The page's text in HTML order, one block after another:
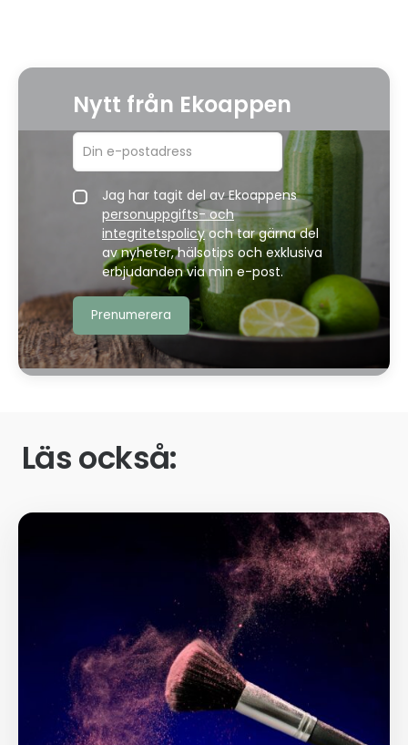
Nytt från Ekoappen
Jag har tagit del av Ekoappens
personuppgifts- och
integritetspolicyoch tar gärna del
av nyheter, hälsotips och exklusiva
erbjudanden via min e-post.
Läs också: